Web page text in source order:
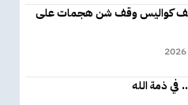
كواليس وقف شن هجمات على
في ذمة الله